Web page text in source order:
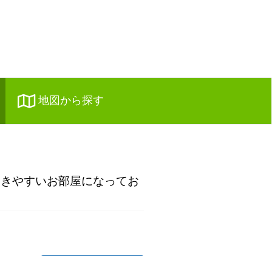
地図から探す
やすいお部屋になってお